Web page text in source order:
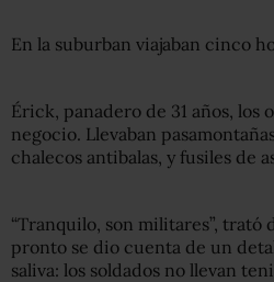
En la suburban viajaban cinco
Érick, panadero de 31 años, los
negocio. Llevaban
chalecos antibalas, y fusiles de
“Tranquilo, son militares”, trató
pronto se dio cuenta de un
saliva: los soldados no llevan